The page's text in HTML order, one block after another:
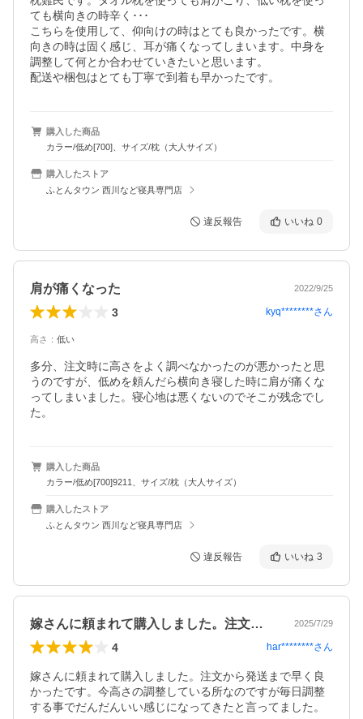
ても横向きの時辛く･･･
こちらを使用して、仰向けの時はとても良かったです。横
向きの時は固く感じ、耳が痛くなってしまいます。中身を
調整して何とか合わせていきたいと思います。
配送や梱包はとても丁寧で到着も早かったです。
購入した商品
カラー/低め[700]、サイズ/枕（大人サイズ）
購入したストア
ふとんタウン 西川など寝具専門店
違反報告 いいね 0
肩が痛くなった 2022/9/25
3 kyq********さん
高さ ： 低い
多分、注文時に高さをよく調べなかったのが悪かったと思
うのですが、低めを頼んだら横向き寝した時に肩が痛くな
ってしまいました。寝心地は悪くないのでそこが残念でし
た。
購入した商品
カラー/低め[700]9211、サイズ/枕（大人サイズ）
購入したストア
ふとんタウン 西川など寝具専門店
違反報告 いいね 3
嫁さんに頼まれて購入しました。注文から… 2025/7/29
4 har********さん
嫁さんに頼まれて購入しました。注文から発送まで早く良
かったです。今高さの調整している所なのですが毎日調整
する事でだんだんいい感じになってきたと言ってました。